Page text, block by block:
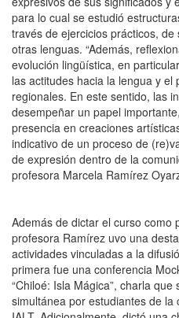
para lo cual se estudió
través de ejercicios prácticos,
otras lenguas. “Además,
evolución lingüística, en
las actitudes hacia la lengua y el
regionales. En este sentido, las
desempeñar un papel
presencia en creaciones
indicativo de un proceso de
de expresión dentro de la
profesora Marcela Ramírez
Además de dictar el curso como
profesora Ramírez uvo una
actividades vinculadas a la
primera fue una conferencia
“Chiloé: Isla Mágica”, charla
simultánea por estudiantes de